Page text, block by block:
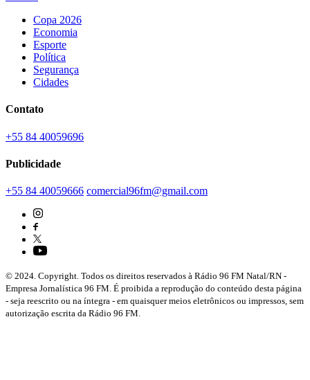
Copa 2026
Economia
Esporte
Política
Segurança
Cidades
Contato
+55 84 40059696
Publicidade
+55 84 40059666 comercial96fm@gmail.com
© 2024. Copyright. Todos os direitos reservados à Rádio 96 FM Natal/RN -
Empresa Jornalística 96 FM. É proibida a reprodução do conteúdo desta página
- seja reescrito ou na íntegra - em quaisquer meios eletrônicos ou impressos, sem
autorização escrita da Rádio 96 FM.